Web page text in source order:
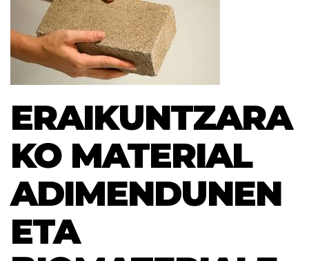
ERAIKUNTZARA
KO MATERIAL
ADIMENDUNEN
ETA